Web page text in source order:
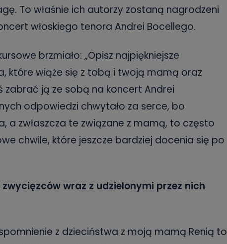
To właśnie ich autorzy zostaną nagrodzeni
włoskiego tenora Andrei Bocellego.
brzmiało: „Opisz najpiękniejsze
które wiąże się z tobą i twoją mamą oraz
zabrać ją ze sobą na koncert Andrei
odpowiedzi chwytało za serce, bo
a zwłaszcza te związane z mamą, to często
chwile, które jeszcze bardziej docenia się po
wraz z udzielonymi przez nich
z dzieciństwa z moją mamą Renią to